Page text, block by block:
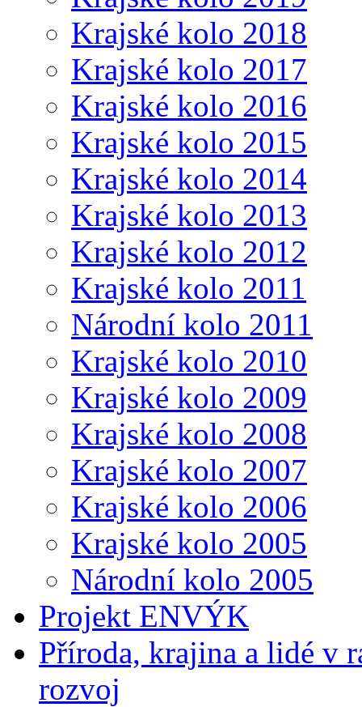
Krajské kolo 2018
Krajské kolo 2017
Krajské kolo 2016
Krajské kolo 2015
Krajské kolo 2014
Krajské kolo 2013
Krajské kolo 2012
Krajské kolo 2011
Národní kolo 2011
Krajské kolo 2010
Krajské kolo 2009
Krajské kolo 2008
Krajské kolo 2007
Krajské kolo 2006
Krajské kolo 2005
Národní kolo 2005
Projekt ENVÝK
Příroda, krajina a lidé v
rozvoj